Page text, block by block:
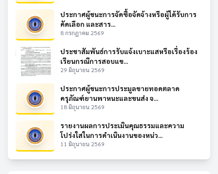
ประกาศผู้ชนะการจัดซื้อจัดจ้างหรือผู้ได้รับการ
คัดเลือก และสาร...
8 กรกฎาคม 2569
ประชาสัมพันธ์การรับแจ้งเบาะแสหรือเรื่องร้อง
เรียนกรณีการสอบแข...
29 มิถุนายน 2569
ประกาศผู้ชนะการประมูลขายทอดตลาด
ครุภัณฑ์ยานพาหนะและขนส่ง จ...
18 มิถุนายน 2569
รายงานผลการประเมินคุณธรรมและความ
โปร่งใสในการดำเนินงานของหน่ว...
11 มิถุนายน 2569